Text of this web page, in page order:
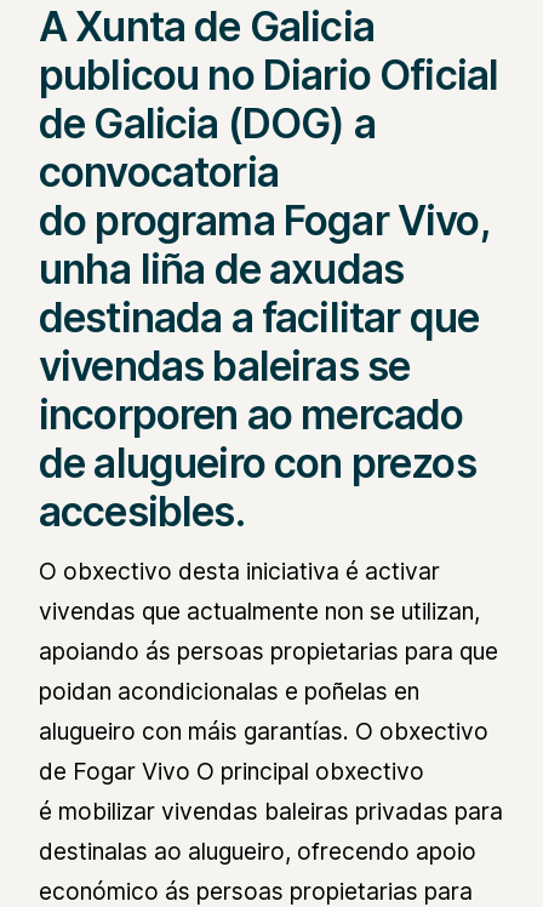
A Xunta de Galicia
publicou no Diario Oficial
de Galicia (DOG) a
convocatoria
do programa Fogar Vivo,
unha liña de axudas
destinada a facilitar que
vivendas baleiras se
incorporen ao mercado
de alugueiro con prezos
accesibles.
O obxectivo desta iniciativa é activar
vivendas que actualmente non se utilizan,
apoiando ás persoas propietarias para que
poidan acondicionalas e poñelas en
alugueiro con máis garantías. O obxectivo
de Fogar Vivo O principal obxectivo
é mobilizar vivendas baleiras privadas para
destinalas ao alugueiro, ofrecendo apoio
económico ás persoas propietarias para